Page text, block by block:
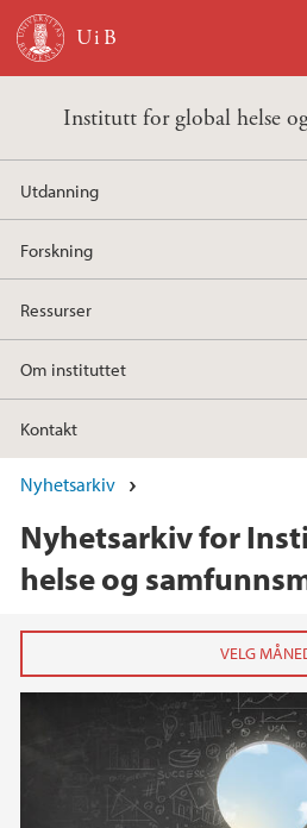
Hopp til hovedinnhold
Institutt for global helse
Utdanning
Forskning
Ressurser
Om instituttet
Kontakt
Nyhetsarkiv
Nyhetsarkiv for
helse og
2026
mai (1)
februar
januar